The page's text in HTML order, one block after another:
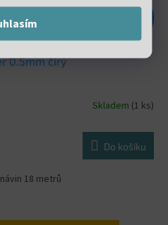
0.5mm čirý
Skladem (1 ks)
Do košíku
18 metrů